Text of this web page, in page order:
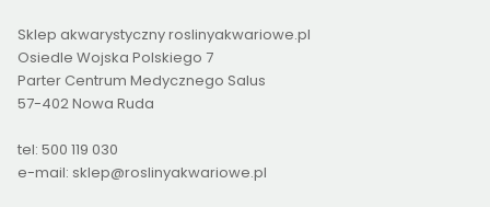
Sklep akwarystyczny roslinyakwariowe.pl
Osiedle Wojska Polskiego 7
Parter Centrum Medycznego Salus
57-402 Nowa Ruda
tel: 500 119 030
e-mail: sklep@roslinyakwariowe.pl